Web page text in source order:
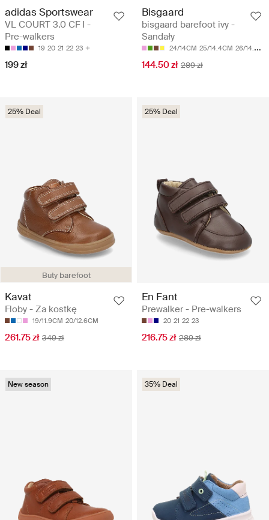
adidas Sportswear
VL COURT 3.0 CF I -
Pre-walkers
19 20 21 22 23
199 zł
Bisgaard
bisgaard barefoot ivy -
Sandały
24/14CM 25/14.4CM 26/14.8CM
144.50 zł 289 zł
Buty barefoot
25% Deal
Kavat
Floby - Za kostkę
19/11.9CM 20/12.6CM
261.75 zł 349 zł
25% Deal
En Fant
Prewalker - Pre-walkers
20 21 22 23
216.75 zł 289 zł
New season 35% Deal